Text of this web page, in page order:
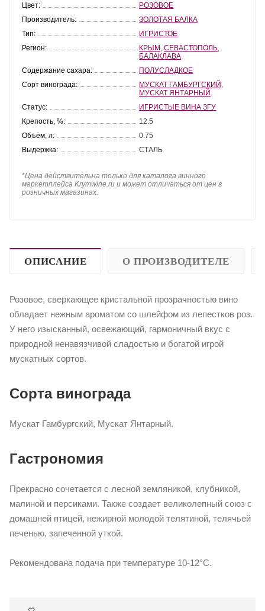
Цвет:
РОЗОВОЕ
Производитель:
ЗОЛОТАЯ БАЛКА
Тип:
ИГРИСТОЕ
Регион:
КРЫМ ,СЕВАСТОПОЛЬ
БАЛАКЛАВА
Содержание сахара:
ПОЛУСЛАДКОЕ
Сорт винограда:
МУСКАТ ГАМБУРГСКИЙ
МУСКАТ ЯНТАРНЫЙ
Статус:
ИГРИСТЫЕ ВИНА ЗГУ
Крепость, %:
12.5
Объём, л:
0.75
Выдержка:
СТАЛЬ
*Цена действительна только для каталога винного
маркетплейса Krymwine.ru и может отличаться от цен в
розничных магазинах.
ОПИСАНИЕ О ПРОИЗВОДИТЕЛЕ
Розовое, сверкающее кристальной прозрачностью вино
обладает нежным ароматом со шлейфом из лепестков роз.
У него изысканный, освежающий, гармоничный вкус с
природной ненавязчивой сладостью и богатой игрой
мускатных сортов.
Сорта винограда
Мускат Гамбургский, Мускат Янтарный.
Гастрономия
Прекрасно сочетается с лесной земляникой, клубникой,
малиной и персиками. Также создает великолепный союз с
домашней птицей, нежирной молодой телятиной, телячьей
печенью, запеченной уткой.
Рекомендована подача при температуре 10-12°С.